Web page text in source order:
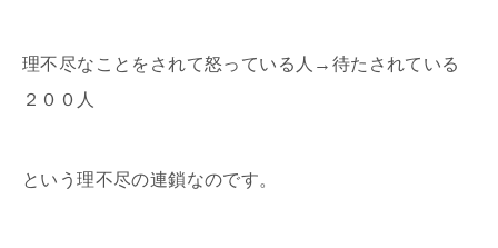
理不尽なことをされて怒っている人→待たされている
２００人
という理不尽の連鎖なのです。